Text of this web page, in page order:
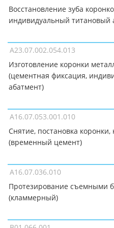
Восстановление зуба
индивидуальный титановый
A23.07.002.054.013
Изготовление коронки
(цементная фиксация,
абатмент)
A16.07.053.001.010
Снятие, постановка
(временный цемент)
A16.07.036.010
Протезирование съемными
(кламмерный)